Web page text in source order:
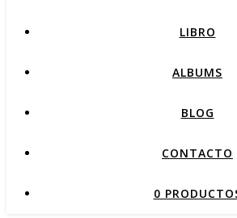
LIBRO
ALBUMS
BLOG
CONTACTO
0